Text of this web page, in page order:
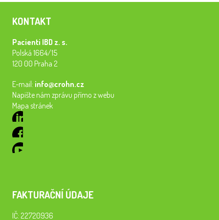
KONTAKT
Pacienti IBD z. s.
Polská 1664/15
120 00 Praha 2
E-mail: info@crohn.cz
Napište nám zprávu přímo z webu
Mapa stránek
FAKTURAČNÍ ÚDAJE
IČ: 22720936